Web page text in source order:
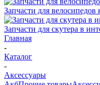
Запчасти для велосипедов
Запчасти для скутера в
Главная
-
Каталог
-
Аксессуары